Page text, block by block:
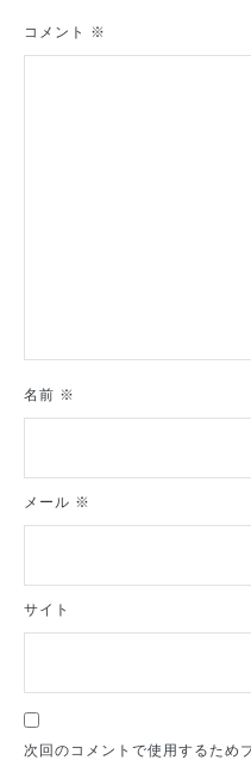
シ
ョ
コメント ※
名前 ※
メール ※
サイト
次回のコメントで使用するため